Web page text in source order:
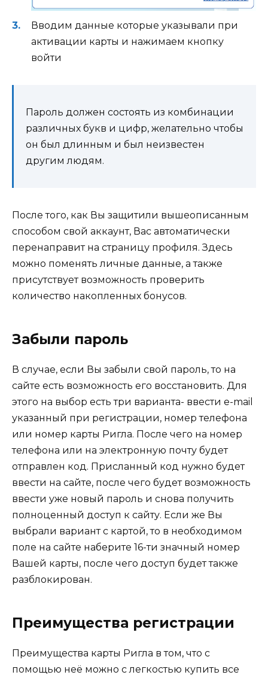
Вводим данные которые указывали при
активации карты и нажимаем кнопку
войти
Пароль должен состоять из комбинации
различных букв и цифр, желательно чтобы
он был длинным и был неизвестен
другим людям.
После того, как Вы защитили вышеописанным
способом свой аккаунт, Вас автоматически
перенаправит на страницу профиля. Здесь
можно поменять личные данные, а также
присутствует возможность проверить
количество накопленных бонусов.
Забыли пароль
В случае, если Вы забыли свой пароль, то на
сайте есть возможность его восстановить. Для
этого на выбор есть три варианта- ввести e-mail
указанный при регистрации, номер телефона
или номер карты Ригла. После чего на номер
телефона или на электронную почту будет
отправлен код. Присланный код нужно будет
ввести на сайте, после чего будет возможность
ввести уже новый пароль и снова получить
полноценный доступ к сайту. Если же Вы
выбрали вариант с картой, то в необходимом
поле на сайте наберите 16-ти значный номер
Вашей карты, после чего доступ будет также
разблокирован.
Преимущества регистрации
Преимущества карты Ригла в том, что с
помощью неё можно с легкостью купить все